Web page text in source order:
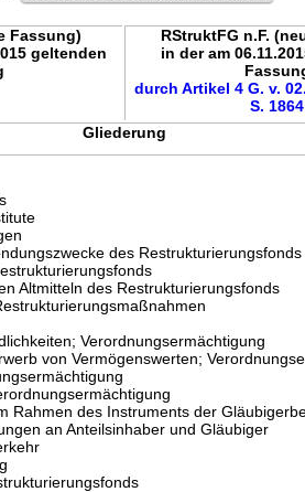
Fassung)
geltenden
RStruktFG n.F.
in der am
durch Artikel 4 G. v.
S. 1864
Gliederung
des Restrukturierungsfonds
Altmitteln des Restrukturierungsfonds
Verordnungsermächtigung
von Vermögenswerten;
Rahmen des Instruments der
an Anteilsinhaber und Gläubiger